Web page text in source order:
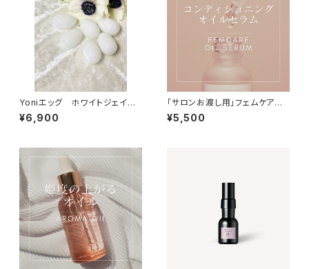
Yoniエッグ ホワイトジェイド
M
¥6,900
「サロンお渡し用」フェムケアコ
ンディショニングオイルセラム
¥5,500